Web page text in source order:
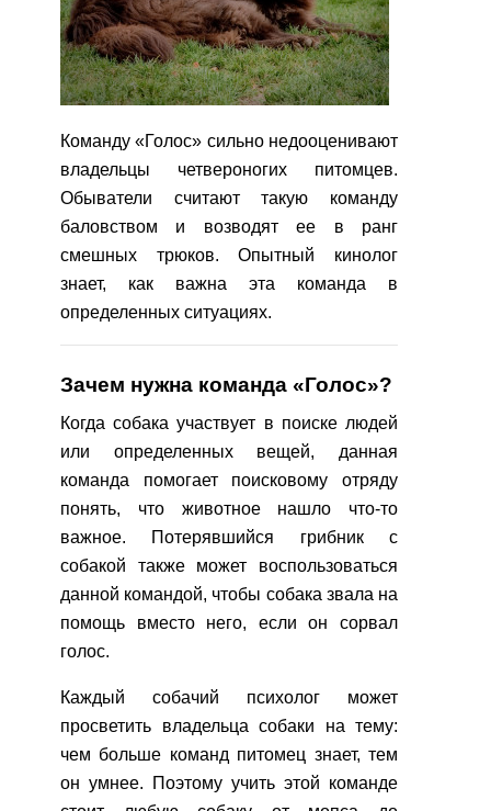
Команду «Голос» сильно недооценивают
владельцы четвероногих питомцев.
Обыватели считают такую команду
баловством и возводят ее в ранг
смешных трюков. Опытный кинолог
знает, как важна эта команда в
определенных ситуациях.
Зачем нужна команда «Голос»?
Когда собака участвует в поиске людей
или определенных вещей, данная
команда помогает поисковому отряду
понять, что животное нашло что-то
важное. Потерявшийся грибник с
собакой также может воспользоваться
данной командой, чтобы собака звала на
помощь вместо него, если он сорвал
голос.
Каждый собачий психолог может
просветить владельца собаки на тему:
чем больше команд питомец знает, тем
он умнее. Поэтому учить этой команде